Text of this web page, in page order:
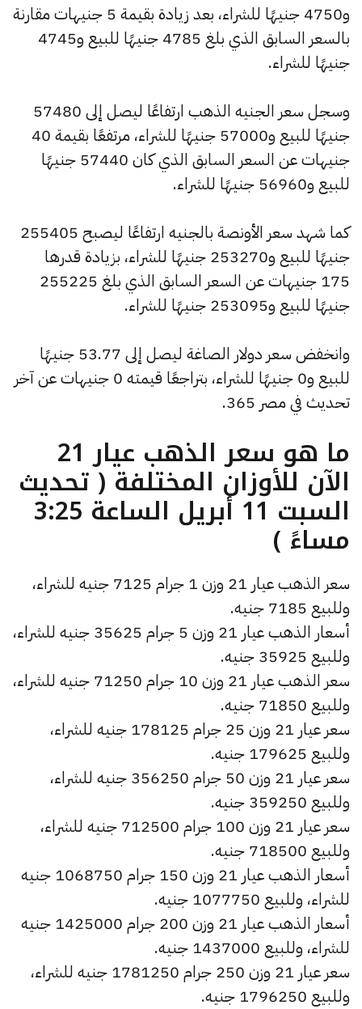
و4750 جنيهًا للشراء، بعد زيادة بقيمة 5 جنيهات مقارنة
بالسعر السابق الذي بلغ 4785 جنيهًا للبيع و4745
جنيهًا للشراء.
وسجل سعر الجنيه الذهب ارتفاعًا ليصل إلى 57480
جنيهًا للبيع و57000 جنيهًا للشراء، مرتفعًا بقيمة 40
جنيهات عن السعر السابق الذي كان 57440 جنيهًا
للبيع و56960 جنيهًا للشراء.
كما شهد سعر الأونصة بالجنيه ارتفاعًا ليصبح 255405
جنيهًا للبيع و253270 جنيهًا للشراء، بزيادة قدرها
175 جنيهات عن السعر السابق الذي بلغ 255225
جنيهًا للبيع و253095 جنيهًا للشراء.
وانخفض سعر دولار الصاغة ليصل إلى 53.77 جنيهًا
للبيع و0 جنيهًا للشراء، بتراجعًا قيمته 0 جنيهات عن آخر
تحديث في مصر 365.
ما هو سعر الذهب عيار 21
الآن للأوزان المختلفة ( تحديث
السبت 11 أبريل الساعة 3:25
مساءً )
سعر الذهب عيار 21 وزن 1 جرام 7125 جنيه للشراء،
وللبيع 7185 جنيه.
أسعار الذهب عيار 21 وزن 5 جرام 35625 جنيه للشراء،
وللبيع 35925 جنيه.
سعر الذهب عيار 21 وزن 10 جرام 71250 جنيه للشراء،
وللبيع 71850 جنيه.
سعر عيار 21 وزن 25 جرام 178125 جنيه للشراء،
وللبيع 179625 جنيه.
سعر عيار 21 وزن 50 جرام 356250 جنيه للشراء،
وللبيع 359250 جنيه.
سعر عيار 21 وزن 100 جرام 712500 جنيه للشراء،
وللبيع 718500 جنيه.
أسعار الذهب عيار 21 وزن 150 جرام 1068750 جنيه
للشراء، وللبيع 1077750 جنيه.
أسعار الذهب عيار 21 وزن 200 جرام 1425000 جنيه
للشراء، وللبيع 1437000 جنيه.
سعر عيار 21 وزن 250 جرام 1781250 جنيه للشراء،
وللبيع 1796250 جنيه.